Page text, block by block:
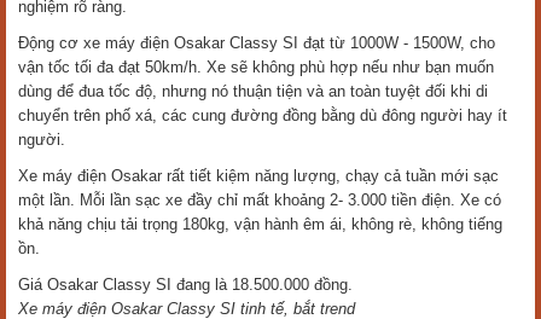
nghiệm rõ ràng.
Động cơ xe máy điện Osakar Classy SI đạt từ 1000W - 1500W, cho
vận tốc tối đa đạt 50km/h. Xe sẽ không phù hợp nếu như bạn muốn
dùng để đua tốc độ, nhưng nó thuận tiện và an toàn tuyệt đối khi di
chuyển trên phố xá, các cung đường đồng bằng dù đông người hay ít
người.
Xe máy điện Osakar rất tiết kiệm năng lượng, chạy cả tuần mới sạc
một lần. Mỗi lần sạc xe đầy chỉ mất khoảng 2- 3.000 tiền điện. Xe có
khả năng chịu tải trọng 180kg, vận hành êm ái, không rè, không tiếng
ồn.
Giá Osakar Classy SI đang là 18.500.000 đồng.
Xe máy điện Osakar Classy SI tinh tế, bắt trend